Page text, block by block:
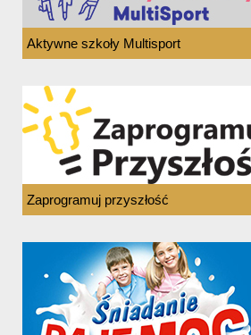
Aktywne szkoły Multisport
Zaprogramuj przyszłość